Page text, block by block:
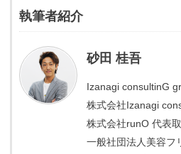
執筆者紹介
砂田 桂吾
Izanagi consultinG
株式会社Izanagi
株式会社runO 代表
一般社団法人美容